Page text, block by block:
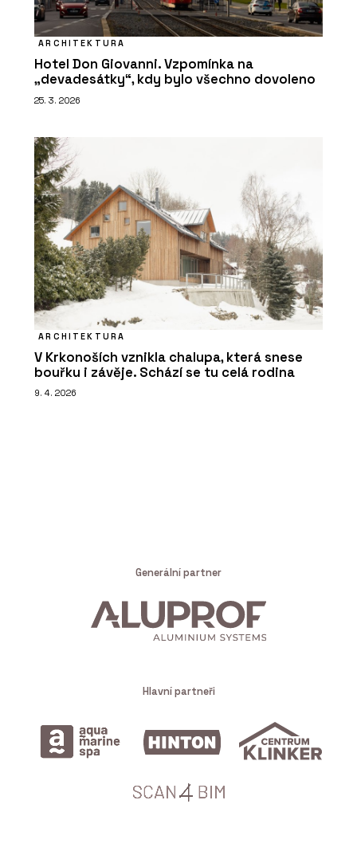
ARCHITEKTURA
Hotel Don Giovanni. Vzpomínka na
„devadesátky“, kdy bylo všechno dovoleno
25. 3. 2026
ARCHITEKTURA
V Krkonoších vznikla chalupa, která snese
bouřku i závěje. Schází se tu celá rodina
9. 4. 2026
Generální partner
Hlavní partneři